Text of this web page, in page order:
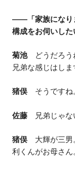
——「家族になり
構成をお伺いした
菊池どうだろう
兄弟な感じはし
猪俣 そうですね
佐藤 兄弟じゃな
猪俣 大輝が三男
利くんがお母さん